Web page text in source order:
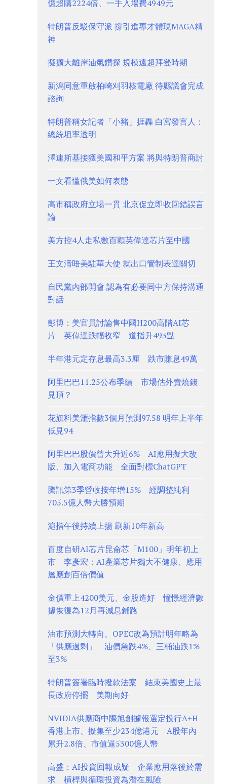
億超購2224倍、一手入場費4949元
特朗普反駁保守派 撐引進專才體現MAGA精
神
擬擴大離岸油氣鑽探 規模遠超拜登時期
新潟同意重啟柏崎刈羽核電廠 待縣議會完成
諮詢
特朗普稱女記者「小豬」捱轟 白宮發言人：
總統坦率透明
澤連斯基接獲美國和平方案 將與特朗普商討
一文看懂俄美如何表態
高市稱政府立場一貫 北京促立即收回錯誤言
論
美方控4人走私數百顆英偉達芯片至中國
王文濤晤美駐華大使 就出口管制表達關切
自民黨內部開會 認為有必要同中方保持溝通
對話
彭博：美官員討論售中國H200高階AI芯
片 英偉達跌幅收窄 道指升493點
半年港元定存息最高3.3厘 跌市賺息49萬
阿里巴巴11.25公布季績 市場估外賣燒錢
見頂？
花旗料美滙指數3個月預測97.58 明年上半年
低見94
阿里巴巴股價曾大升近6% AI應用擬大改
版、加入電商功能 全面對標ChatGPT
騰訊第3季營收按年增15% 經調整純利
705.5億人幣大勝預期
滬指午後持續上揚 刷新10年新高
百度自研AI芯片昆侖芯「M100」明年初上
市 李彥宏：AI產業芯片獨大不健康、應用
層應創百倍價值
金價重上4200美元、金股造好 憧憬經濟數
據恢復為12月再減息鋪路
油市預測大轉向、OPEC改為預計明年略為
「供應過剩」 油價急跌4%、三桶油跌1%
至3%
特朗普簽署臨時撥款法案 結束美國史上最
長政府停擺 美期向好
NVIDIA供應商中際旭創據報選定投行A+H
香港上市、擬集至少234億港元 A股年內
累升2.8倍、市值逼5300億人幣
高盛：AI投資回報成疑 企業應用落後於需
求 槓桿與循環投資為潛在風險